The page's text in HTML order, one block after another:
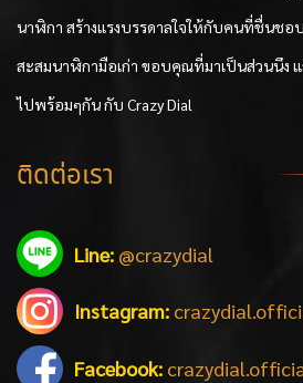
นาฬิกา สร้างแรงบรรดาลใจให้กับคนที่ชื่นชอ
สะสมนาฬิกามือเก่า ขอบคุณที่มาเป็นส่วนนึง
ไปพร้อมๆกัน กับ Crazy Dial
ติดต่อเรา
Line: @crazydial
Instagram:
Facebook: